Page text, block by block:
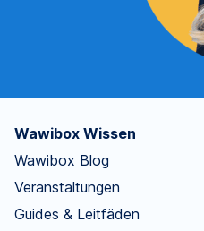
Wawibox Wissen
Wawibox Blog
Veranstaltungen
Guides & Leitfäden